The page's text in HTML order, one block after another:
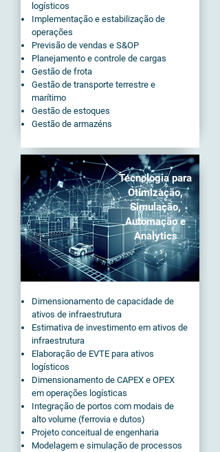
logísticos
Implementação e estabilização de
operações
Previsão de vendas e S&OP
Planejamento e controle de cargas
Gestão de frota
Gestão de transporte terrestre e
marítimo
Gestão de estoques
Gestão de armazéns
Tecnologia para
Otimização,
Simulação,
Automação e
Analytics
Dimensionamento de capacidade de
ativos de infraestrutura
Estimativa de investimento em ativos de
infraestrutura
Elaboração de EVTE para ativos
logísticos
Dimensionamento de CAPEX e OPEX
em operações logísticas
Integração de portos com modais de
alto volume (ferrovia e dutos)
Projeto conceitual de engenharia
Modelagem e simulação de processos